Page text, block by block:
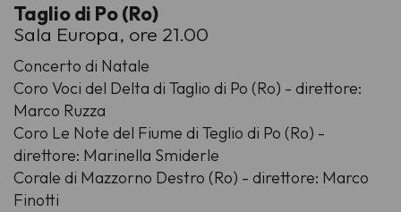
Taglio di Po (Ro)
Sala Europa, ore 21.00
Concerto di Natale
Coro Voci del Delta di Taglio di Po (Ro) - direttore:
Marco Ruzza
Coro Le Note del Fiume di Teglio di Po (Ro) -
direttore: Marinella Smiderle
Corale di Mazzorno Destro (Ro) - direttore: Marco
Finotti